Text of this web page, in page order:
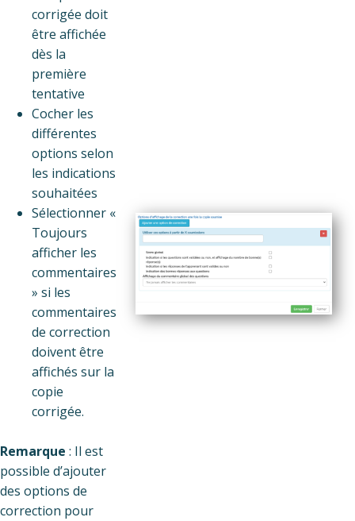
corrigée doit
être affichée
dès la
première
tentative
Cocher les
différentes
options selon
les indications
souhaitées
Sélectionner «
Toujours
afficher les
commentaires
» si les
commentaires
de correction
doivent être
affichés sur la
copie
corrigée.
Remarque : Il est
possible d’ajouter
des options de
correction pour